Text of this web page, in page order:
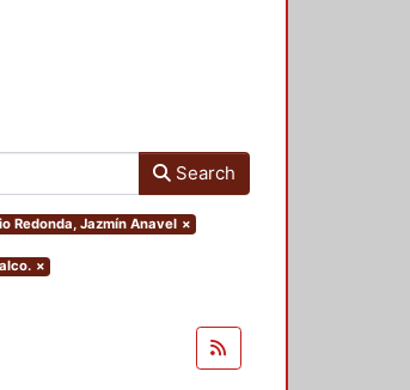
Search
Redonda, Jazmín Anavel ×
×